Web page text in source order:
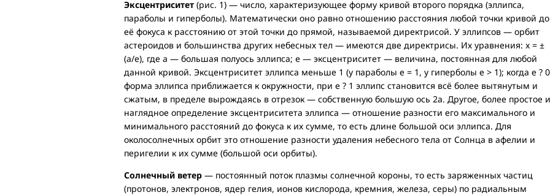
Эксцентриситет (рис. 1) — число, характеризующее форму кривой второго порядка (эллипса,
параболы и гиперболы). Математически оно равно отношению расстояния любой точки кривой до
её фокуса к расстоянию от этой точки до прямой, называемой директрисой. У эллипсов — орбит
астероидов и большинства других небесных тел — имеются две директрисы. Их уравнения: x = ±
(a/e), где a — большая полуось эллипса; e — эксцентриситет — величина, постоянная для любой
данной кривой. Эксцентриситет эллипса меньше 1 (у параболы е = 1, у гиперболы е > 1); когда е ?
форма эллипса приближается к окружности, при е ? 1 эллипс становится всё более вытянутым и
сжатым, в пределе вырождаясь в отрезок — собственную большую ось 2а. Другое, более простое и
наглядное определение эксцентриситета эллипса — отношение разности его максимального и
минимального расстояний до фокуса к их сумме, то есть длине большой оси эллипса. Для
околосолнечных орбит это отношение разности удаления небесного тела от Солнца в афелии и
перигелии к их сумме (большой оси орбиты).
Солнечный ветер — постоянный поток плазмы солнечной короны, то есть заряженных частиц
(протонов, электронов, ядер гелия, ионов кислорода, кремния, железа, серы) по радиальным